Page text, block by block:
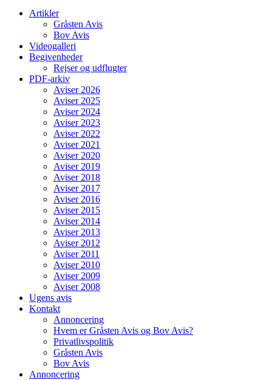
Artikler
Gråsten Avis
Bov Avis
Videogalleri
Begivenheder
Rejser og udflugter
PDF-arkiv
Aviser 2026
Aviser 2025
Aviser 2024
Aviser 2023
Aviser 2022
Aviser 2021
Aviser 2020
Aviser 2019
Aviser 2018
Aviser 2017
Aviser 2016
Aviser 2015
Aviser 2014
Aviser 2013
Aviser 2012
Aviser 2011
Aviser 2010
Aviser 2009
Aviser 2008
Ugens avis
Kontakt
Annoncering
Hvem er Gråsten Avis og Bov Avis?
Privatlivspolitik
Gråsten Avis
Bov Avis
Annoncering